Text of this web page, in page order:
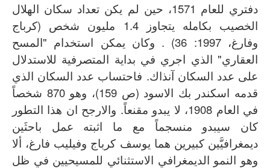
دفتري للعام 1571، حين لم يكن تعداد سكان الهلال
الخصيب بكامله يتجاوز 1.4 مليون شخص (كرباج
وفارغ، 1997: 36) . وكان يمكن استخدام "المسح
العقاري" الذي اجري في بداية المتصرفية للاستدلال
على عدد السكان آنذاك. فاحتساب عدد السكان الذي
قدمه اسكندر بك الاسود (ص 159)، وهو 870 شخصاً
في العام 1908، لا يبدو مقنعاً. والارجح ان هذا التطور
كان سيبدو منسجماً مع ما اثبته عمل باحثَين
ديمغرافيَّين كبيرين هما يوسف كرباج وفيليب فارغ، ألا
وهو النمو الديمغرافي الاستثنائي للمسيحيين في ظل